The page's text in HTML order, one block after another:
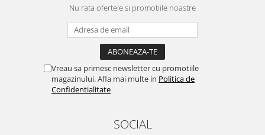
Nu rata ofertele si promotiile noastre
Vreau sa primesc newsletter cu promotiile
magazinului. Afla mai multe in Politica de
Confidentialitate
SOCIAL